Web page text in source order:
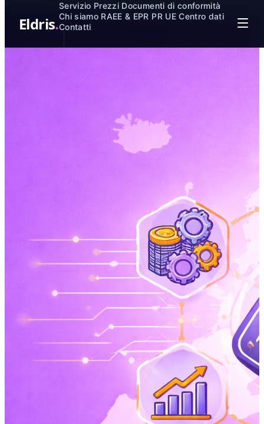
Passa al contenuto principale
Eldris.
Servizio Prezzi Documenti di conformità
Chi siamo RAEE & EPR PR UECentro dati
Contatti